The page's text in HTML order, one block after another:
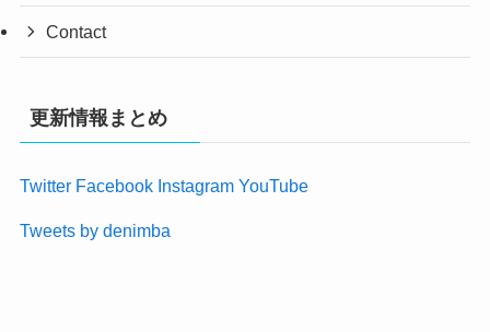
Contact
更新情報まとめ
Twitter Facebook Instagram YouTube
Tweets by denimba